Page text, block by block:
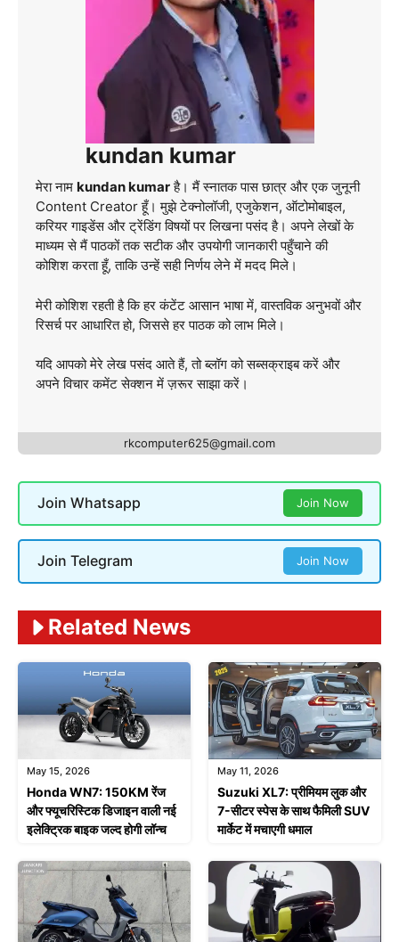
kundan kumar
मेरा नाम kundan kumarहै। मैं स्नातक पास छात्र और एक जुनूनी
Content Creator हूँ। मुझे टेक्नोलॉजी, एजुकेशन, ऑटोमोबाइल,
करियर गाइडेंस और ट्रेंडिंग विषयों पर लिखना पसंद है। अपने लेखों के
माध्यम से मैं पाठकों तक सटीक और उपयोगी जानकारी पहुँचाने की
कोशिश करता हूँ, ताकि उन्हें सही निर्णय लेने में मदद मिले।
मेरी कोशिश रहती है कि हर कंटेंट आसान भाषा में, वास्तविक अनुभवों और
रिसर्च पर आधारित हो, जिससे हर पाठक को लाभ मिले।
यदि आपको मेरे लेख पसंद आते हैं, तो ब्लॉग को सब्सक्राइब करें और
अपने विचार कमेंट सेक्शन में ज़रूर साझा करें।
rkcomputer625@gmail.com
Join Whatsapp Join Now
Join Telegram Join Now
Related News
May 15, 2026
Honda WN7: 150KM रेंज
और फ्यूचरिस्टिक डिजाइन वाली नई
इलेक्ट्रिक बाइक जल्द होगी लॉन्च
May 11, 2026
Suzuki XL7: प्रीमियम लुक और
7-सीटर स्पेस के साथ फैमिली SUV
मार्केट में मचाएगी धमाल